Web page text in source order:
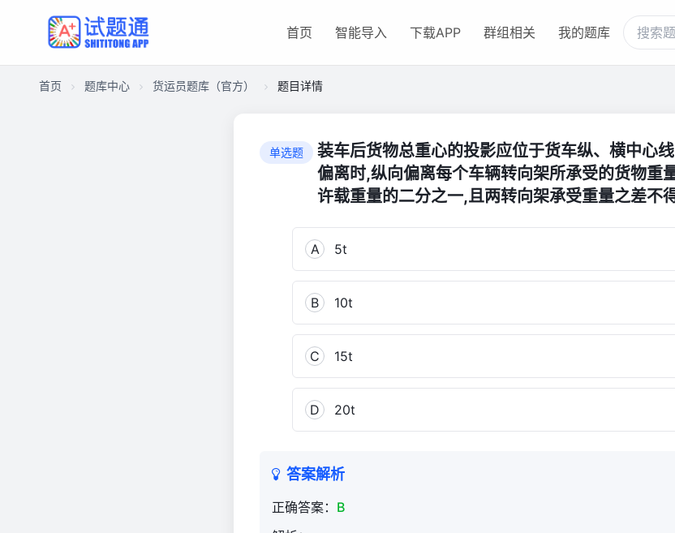
首页 智能导入 下载APP 群组相关 我的题库
首页 题库中心 货运员题库（官方） 题目详情
单选题
装车后货物总重心的投影应位于货车纵、横中心
偏离时,纵向偏离每个车辆转向架所承受的货物重
许载重量的二分之一,且两转向架承受重量之差不
A 5t
B 10t
C 15t
D 20t
答案解析
正确答案： B